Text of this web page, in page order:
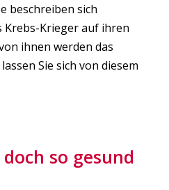
beschreiben sich
Krebs-Krieger auf ihren
ihnen werden das
Sie sich von diesem
so gesund